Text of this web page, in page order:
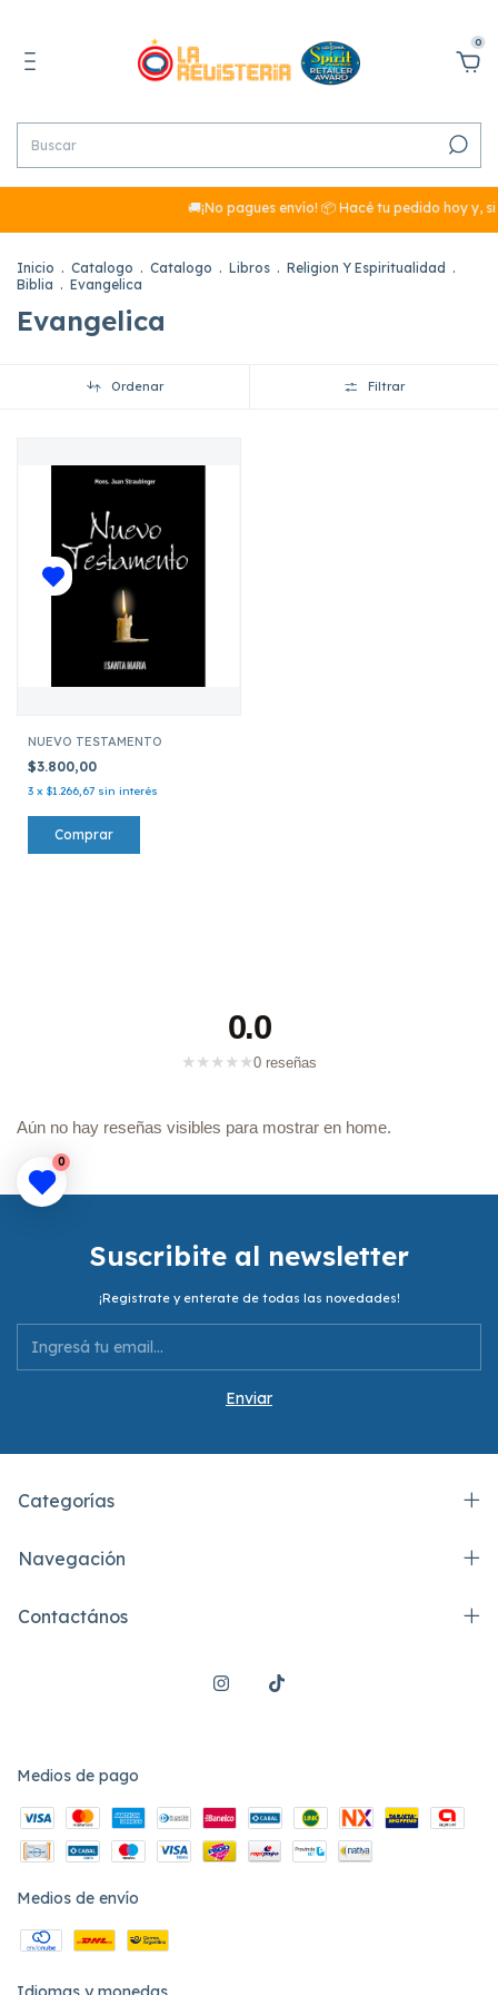
0
🚚¡No pagues envío! 📦 Hacé tu pedido hoy y,
Inicio . Catalogo . Catalogo . Libros . Religion Y Espiritualidad .
Biblia . Evangelica
Evangelica
Ordenar Filtrar
NUEVO TESTAMENTO
$3.800,00
3 x $1.266,67 sin interés
0.0
★ ★ ★ ★ ★0 reseñas
Aún no hay reseñas visibles para mostrar en home.
Suscribite al newsletter
¡Registrate y enterate de todas las novedades!
Categorías
Navegación
Contactános
Medios de pago
Medios de envío
0